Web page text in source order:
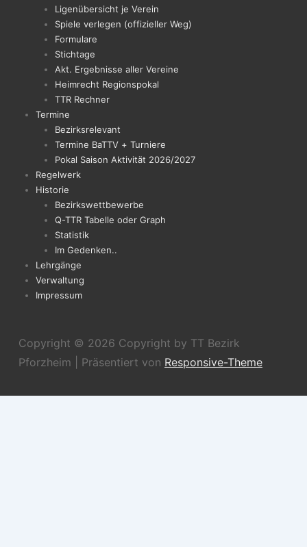
Ligenübersicht je Verein
Spiele verlegen (offizieller Weg)
Formulare
Stichtage
Akt. Ergebnisse aller Vereine
Heimrecht Regionspokal
TTR Rechner
Termine
Bezirksrelevant
Termine BaTTV + Turniere
Pokal Saison Aktivität 2026/2027
Regelwerk
Historie
Bezirkswettbewerbe
Q-TTR Tabelle oder Graph
Statistik
Im Gedenken..
Lehrgänge
Verwaltung
Impressum
Copyright © 2026 Copyright by TT Bezirk
Pforzheim
| Präsentiert von Responsive-Theme